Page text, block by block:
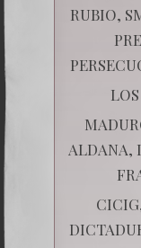
RUBIO,
ALDANA,